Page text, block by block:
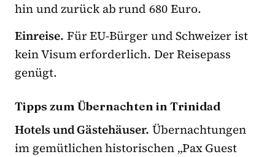
hin und zurück ab rund 680 Euro.
Einreise. Für EU-Bürger und Schweizer ist
kein Visum erforderlich. Der Reisepass
genügt.
Tipps zum Übernachten in Trinidad
Hotels und Gästehäuser. Übernachtungen
im gemütlichen historischen „Pax Guest